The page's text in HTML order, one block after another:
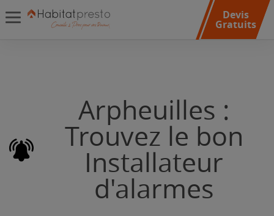
Devis
Gratuits
Arpheuilles :
Trouvez le bon
Installateur
d'alarmes